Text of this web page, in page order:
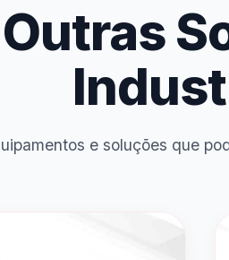
Outras
e soluções que